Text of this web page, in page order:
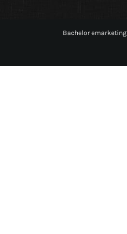
Bachelor emarketing